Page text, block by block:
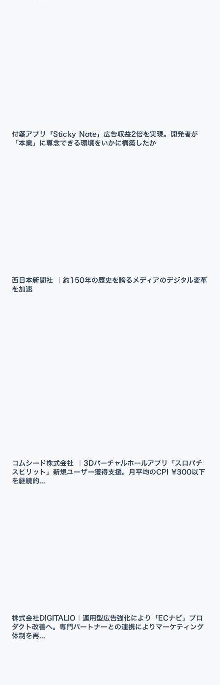
付箋アプリ「Sticky Note」広告収益2倍を実現。開発者が
「本業」に専念できる環境をいかに構築したか
西日本新聞社 ｜約150年の歴史を誇るメディアのデジタル変革
を加速
コムシード株式会社 ｜3Dバーチャルホールアプリ「スロパチ
スピリット」新規ユーザー獲得支援。月平均のCPI ¥300以下
を継続的...
株式会社DIGITALIO｜運用型広告強化により「ECナビ」プロ
ダクト改善へ。専門パートナーとの連携によりマーケティング
体制を再...